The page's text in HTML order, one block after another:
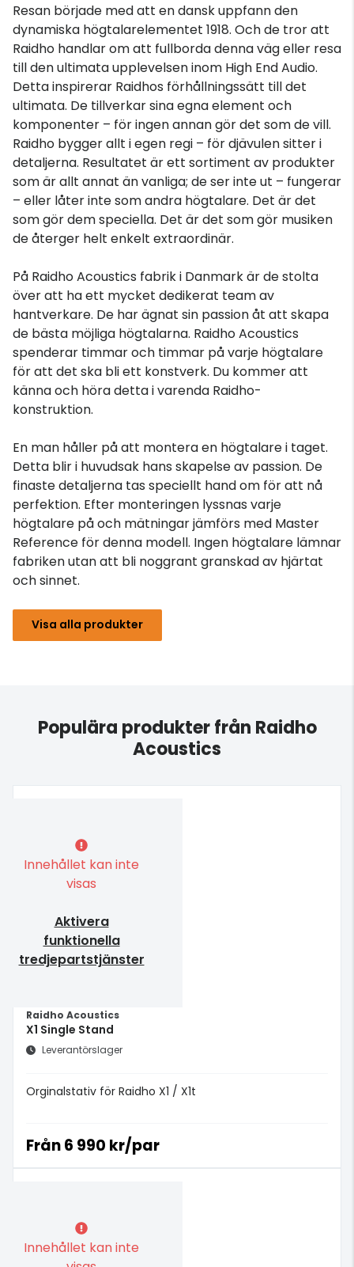
Resan började med att en dansk uppfann den
dynamiska högtalarelementet 1918. Och de tror att
Raidho handlar om att fullborda denna väg eller resa
till den ultimata upplevelsen inom High End Audio.
Detta inspirerar Raidhos förhållningssätt till det
ultimata. De tillverkar sina egna element och
komponenter – för ingen annan gör det som de vill.
Raidho bygger allt i egen regi – för djävulen sitter i
detaljerna. Resultatet är ett sortiment av produkter
som är allt annat än vanliga; de ser inte ut – fungerar
– eller låter inte som andra högtalare. Det är det
som gör dem speciella. Det är det som gör musiken
de återger helt enkelt extraordinär.
På Raidho Acoustics fabrik i Danmark är de stolta
över att ha ett mycket dedikerat team av
hantverkare. De har ägnat sin passion åt att skapa
de bästa möjliga högtalarna. Raidho Acoustics
spenderar timmar och timmar på varje högtalare
för att det ska bli ett konstverk. Du kommer att
känna och höra detta i varenda Raidho-
konstruktion.
En man håller på att montera en högtalare i taget.
Detta blir i huvudsak hans skapelse av passion. De
finaste detaljerna tas speciellt hand om för att nå
perfektion. Efter monteringen lyssnas varje
högtalare på och mätningar jämförs med Master
Reference för denna modell. Ingen högtalare lämnar
fabriken utan att bli noggrant granskad av hjärtat
och sinnet.
Visa alla produkter
Populära produkter från Raidho
Acoustics
Innehållet kan inte
visas
Aktivera
funktionella
tredjepartstjänster
Raidho Acoustics
X1 Single Stand
Leverantörslager
Orginalstativ för Raidho X1 / X1t
Från6 990 kr/par
Innehållet kan inte